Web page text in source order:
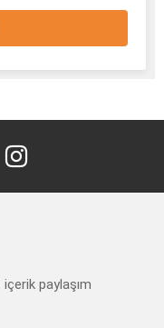
paylaşım